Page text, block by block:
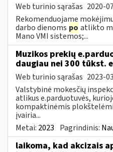
Web turinio sąrašas 2020-
Rekomenduojame
darbo dienoms po atlikto
Mano VMI sistemos;...
Muzikos prekių
daugiau nei 300 tūkst.
Web turinio sąrašas 2023-
Valstybinė mokesčių
atlikus e.parduotuvės,
kompaktinėmis
įvairia...
Metai: 2023 Pagrindinis:
laikoma, kad akcizais